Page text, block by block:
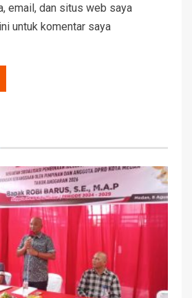
email, dan situs web saya
untuk komentar saya